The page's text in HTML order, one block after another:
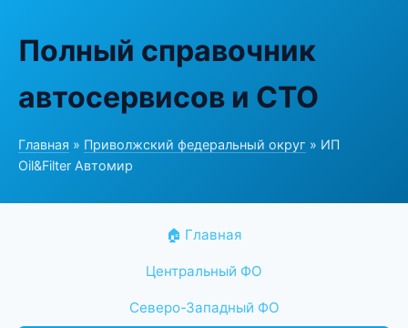
Полный справочник
автосервисов и СТО
Главная » Приволжский федеральный округ » ИП
Oil&Filter Автомир
🏠 Главная
Центральный ФО
Северо-Западный ФО